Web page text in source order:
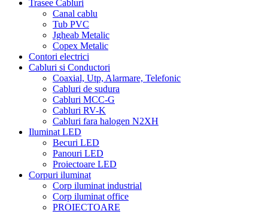
Trasee Cabluri
Canal cablu
Tub PVC
Jgheab Metalic
Copex Metalic
Contori electrici
Cabluri si Conductori
Coaxial, Utp, Alarmare, Telefonic
Cabluri de sudura
Cabluri MCC-G
Cabluri RV-K
Cabluri fara halogen N2XH
Iluminat LED
Becuri LED
Panouri LED
Proiectoare LED
Corpuri iluminat
Corp iluminat industrial
Corp iluminat office
PROIECTOARE